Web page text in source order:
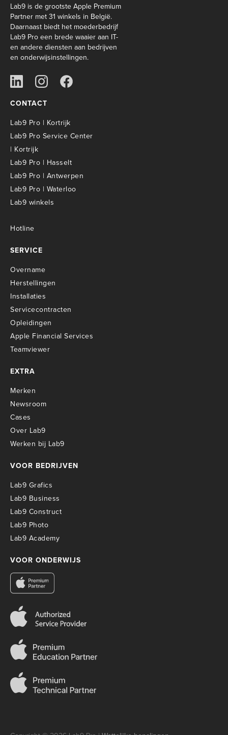
Lab9 is de grootste Apple Premium
Partner met 31 winkels in België.
Daarnaast biedt het moederbedrijf
Lab9 Pro een brede waaier aan IT-
en andere diensten aan bedrijven
en onderwijsinstellingen.
CONTACT
Lab9 Pro | Kortrijk
Lab9 Pro Service Center
| Kortrijk
Lab9 Pro | Hasselt
Lab9 Pro | Antwerpen
Lab9 Pro | Waterloo
Lab9 winkels
Hotline
SERVICE
Overname
Herstellingen
Installaties
Servicecontracten
Opleidingen
Apple Financial Services
Teamviewer
EXTRA
Merken
Newsroom
Cases
Over Lab9
Werken bij Lab9
VOOR BEDRIJVEN
Lab9 Grafics
Lab9 Business
Lab9 Construct
Lab9 Photo
Lab9 Academy
VOOR ONDERWIJS